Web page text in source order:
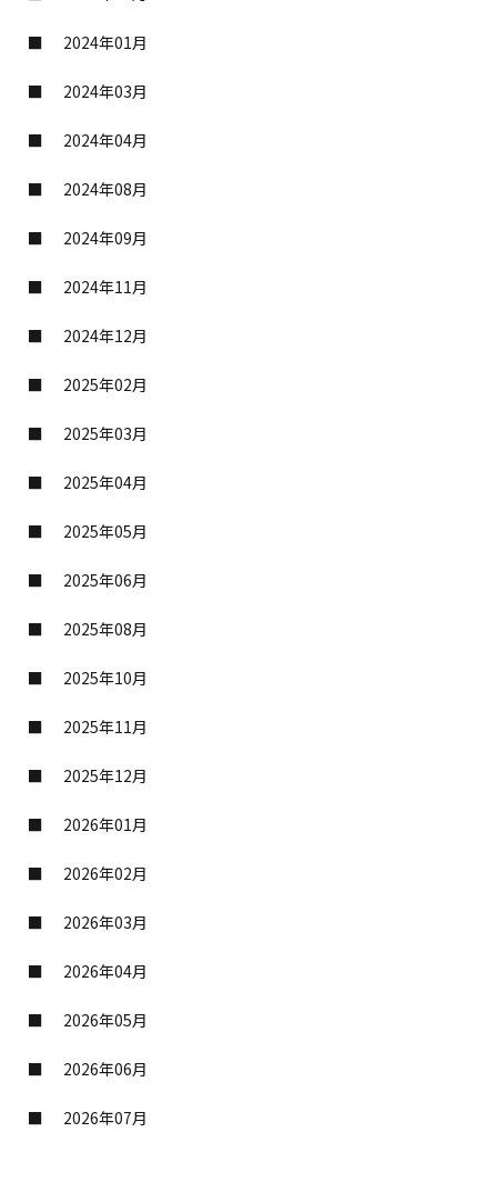
2024年01月
2024年03月
2024年04月
2024年08月
2024年09月
2024年11月
2024年12月
2025年02月
2025年03月
2025年04月
2025年05月
2025年06月
2025年08月
2025年10月
2025年11月
2025年12月
2026年01月
2026年02月
2026年03月
2026年04月
2026年05月
2026年06月
2026年07月